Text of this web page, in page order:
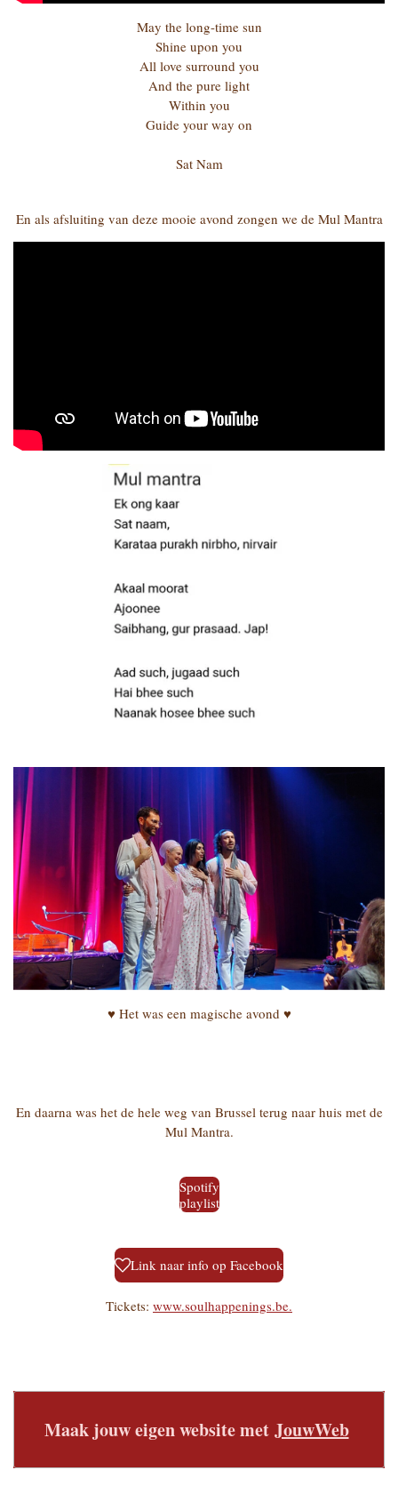
May the long-time sun
Shine upon you
All love surround you
And the pure light
Within you
Guide your way on
Sat Nam
En als afsluiting van deze mooie avond zongen we de Mul Mantra
♥ Het was een magische avond ♥
En daarna was het de hele weg van Brussel terug naar huis met de
Mul Mantra.
Spotify
playlist
Link naar info op Facebook
Tickets: www.soulhappenings.be.
Maak jouw eigen website met JouwWeb